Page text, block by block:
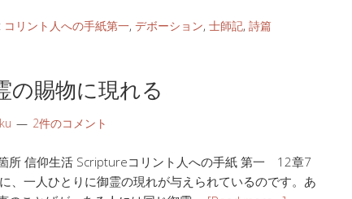
コリント人への手紙第一, デボーション, 士師記, 詩篇
の賜物に現れる
2件のコメント
所 信仰生活 Scriptureコリント人への手紙 第一 12章7
、一人ひとりに御霊の現れが与えられているのです。あ